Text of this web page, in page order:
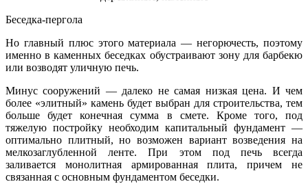
Беседка-пергола
Но главный плюс этого материала — негорючесть, поэтому
именно в каменных беседках обустраивают зону для барбекю
или возводят уличную печь.
Минус сооружений — далеко не самая низкая цена. И чем
более «элитный» камень будет выбран для строительства, тем
больше будет конечная сумма в смете. Кроме того, под
тяжелую постройку необходим капитальный фундамент —
оптимально плитный, но возможен вариант возведения на
мелкозаглубленной ленте. При этом под печь всегда
заливается монолитная армированная плита, причем не
связанная с основным фундаментом беседки.